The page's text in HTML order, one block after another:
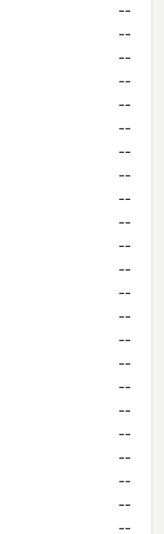
--
--
--
--
--
--
--
--
--
--
--
--
--
--
--
--
--
--
--
--
--
--
--